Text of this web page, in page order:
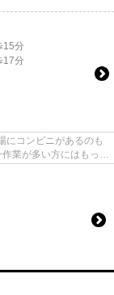
15分
17分
にコンビニがあるのも
業が多い方にはもって